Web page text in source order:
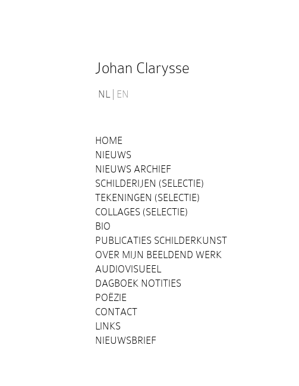
Johan Clarysse
NL EN
HOME
NIEUWS
NIEUWS ARCHIEF
SCHILDERIJEN (SELECTIE)
TEKENINGEN (SELECTIE)
COLLAGES (SELECTIE)
BIO
PUBLICATIES SCHILDERKUNST
OVER MIJN BEELDEND WERK
AUDIOVISUEEL
DAGBOEK NOTITIES
POËZIE
CONTACT
LINKS
NIEUWSBRIEF